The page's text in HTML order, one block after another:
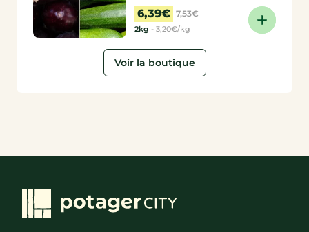
producteurs, Coopérative de
producteurs
6,39€ 7,53€
2kg - 3,20€/kg
Voir la boutique